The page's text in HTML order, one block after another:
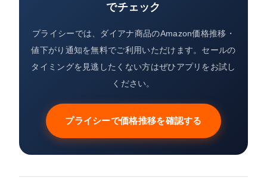
でチェック
プライシーでは、ダイアナ商品のAmazon価格推移・
値下がり通知を無料でご利用いただけます。セールの
タイミングを見逃したくない方はぜひアプリをお試し
ください。
プライシーで価格推移を確認する